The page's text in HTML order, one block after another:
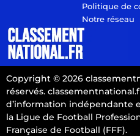
Politique de
Notre réseau
Copyright © 2026
réservés.
d’information indépendante
la Ligue de Football
Française de Football (FFF).